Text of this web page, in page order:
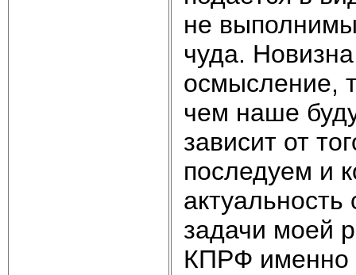
не
чуда.
осмысление,
чем наше
зависит от
последуем и
задачи моей
КПРФ именно